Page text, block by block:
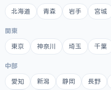
北海道 青森 岩手 宮城
関東
東京 神奈川 埼玉 千葉
中部
愛知 新潟 静岡 長野